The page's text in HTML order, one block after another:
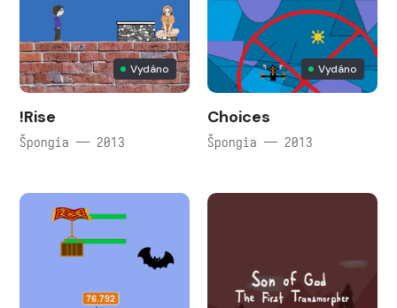
Vydáno
!Rise
Špongia — 2013
Vydáno
Choices
Špongia — 2013